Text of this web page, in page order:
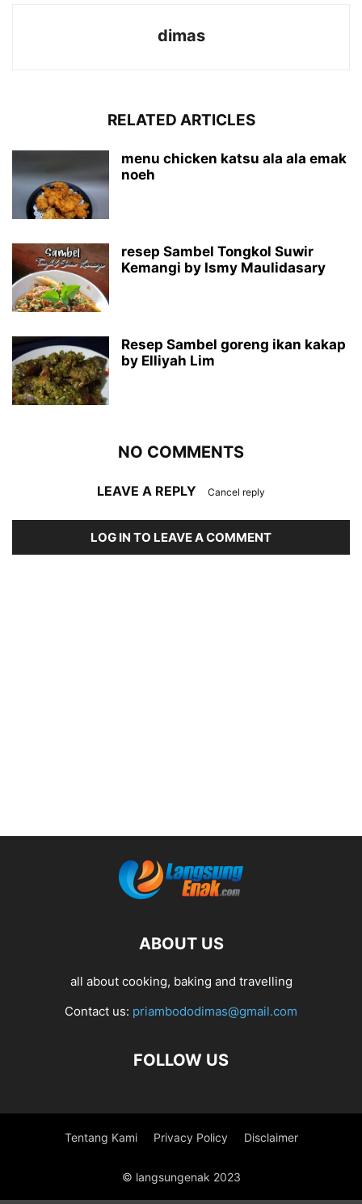
dimas
RELATED ARTICLES
menu chicken katsu ala ala emak
noeh
resep Sambel Tongkol Suwir
Kemangi by Ismy Maulidasary
Resep Sambel goreng ikan kakap
by Elliyah Lim
NO COMMENTS
LEAVE A REPLY Cancel reply
LOG IN TO LEAVE A COMMENT
ABOUT US
all about cooking, baking and travelling
Contact us: priambododimas@gmail.com
FOLLOW US
Tentang Kami Privacy Policy Disclaimer
© langsungenak 2023